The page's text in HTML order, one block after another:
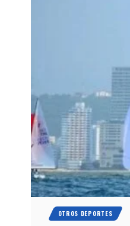
OTROS DEPORTES